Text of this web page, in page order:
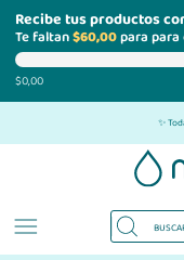
Recibe tus productos
Te faltan$60,00para para
$0,00
al
✨